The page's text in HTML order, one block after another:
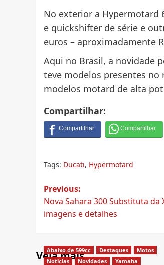
No exterior a Hypermotard
e quickshifter de série e
euros – aproximadamente
Aqui no Brasil, a novidade
teve modelos presentes no
modelos motard de alta
Compartilhar:
Tags: Ducati, Hypermotard
Post
navigation
Previous:
Nova Sahara 300 Substituta da
imagens e detalhes
Veja mais
Abaixo de 599cc Destaques
Motos
Notícias
Novidades Yamaha